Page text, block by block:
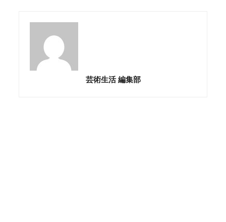
芸術生活 編集部